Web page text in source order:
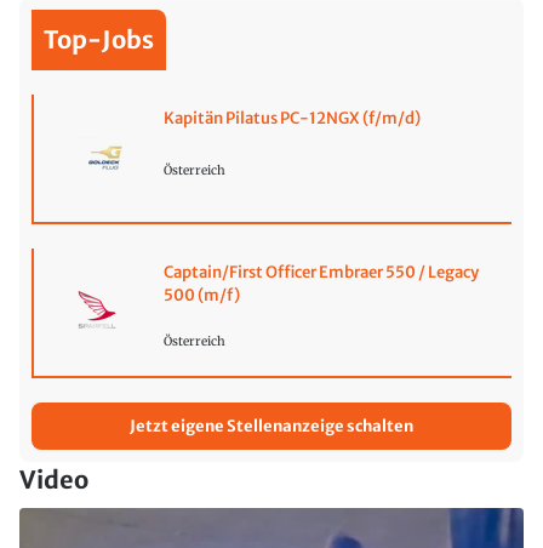
Top-Jobs
Kapitän Pilatus PC-12NGX (f/m/d)
Österreich
Captain/First Officer Embraer 550 / Legacy
500 (m/f)
Österreich
Jetzt eigene Stellenanzeige schalten
Video